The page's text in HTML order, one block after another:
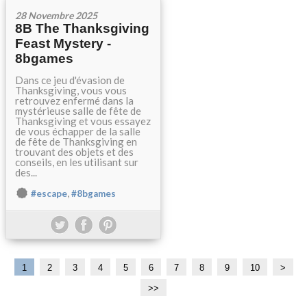
28 Novembre 2025
8B The Thanksgiving
Feast Mystery -
8bgames
Dans ce jeu d'évasion de
Thanksgiving, vous vous
retrouvez enfermé dans la
mystérieuse salle de fête de
Thanksgiving et vous essayez
de vous échapper de la salle
de fête de Thanksgiving en
trouvant des objets et des
conseils, en les utilisant sur
des...
#escape,#8bgames
1 2 3 4 5 6 7 8 9 10
>
>>